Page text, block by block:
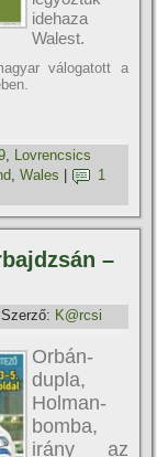
idehaza
Walest.
válogatott a
, Lovrencsics
,Wales
1
–
Szerző: K@rcsi
Orbán-
dupla,
Holman-
bomba,
irány az